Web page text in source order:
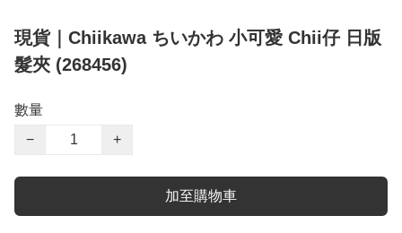
現貨｜Chiikawa ちいかわ 小可愛 Chii仔 日版
髮夾 (268456)
數量
−
+
加至購物車